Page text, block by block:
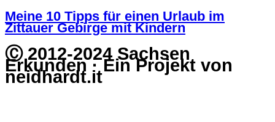
Meine 10 Tipps für einen Urlaub im
Zittauer Gebirge mit Kindern
Ⓒ 2012-2024 Sachsen
Erkunden · Ein Projekt von
neidhardt.it